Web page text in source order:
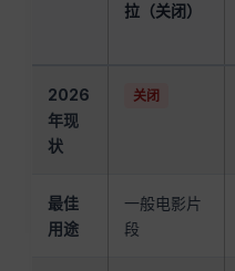
拉（关闭）
2026
年现
状
关闭
最佳
用途
一般电影片
段